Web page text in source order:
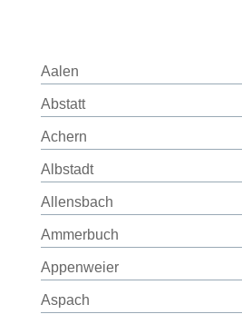
Aalen
Abstatt
Achern
Albstadt
Allensbach
Ammerbuch
Appenweier
Aspach